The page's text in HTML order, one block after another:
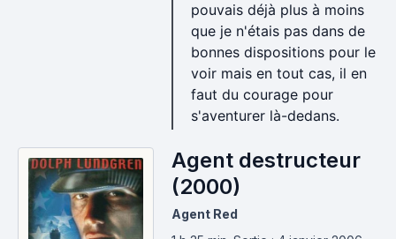
pouvais déjà plus à moins
que je n'étais pas dans de
bonnes dispositions pour le
voir mais en tout cas, il en
faut du courage pour
s'aventurer là-dedans.
Agent destructeur
(2000)
Agent Red